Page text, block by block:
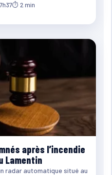
⏱ 2 min
après l’incendie
Lamentin
radar automatique situé au